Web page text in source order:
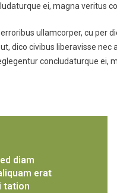
ei, magna veritus
ullamcorper, cu per
dico civibus liberavisse nec
concludaturque ei,
diam
erat
tation